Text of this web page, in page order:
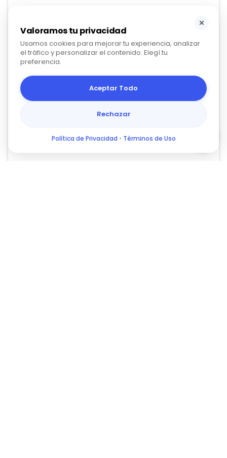
×
Valoramos tu privacidad
Usamos cookies para mejorar tu experiencia, analizar
el tráfico y personalizar el contenido. Elegí tu
preferencia.
Aceptar Todo
Rechazar
Política de Privacidad • Términos de Uso